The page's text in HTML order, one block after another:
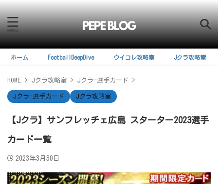
ホーム FootballDeepDive ウイコレ攻略室 Jクラ攻略室
HOME > Jクラ攻略室 > Jクラ-選手カード >
Jクラ-選手カード Jクラ攻略室
【Jクラ】サンフレッチェ広島 スターター2023選手
カード一覧
2023年3月30日